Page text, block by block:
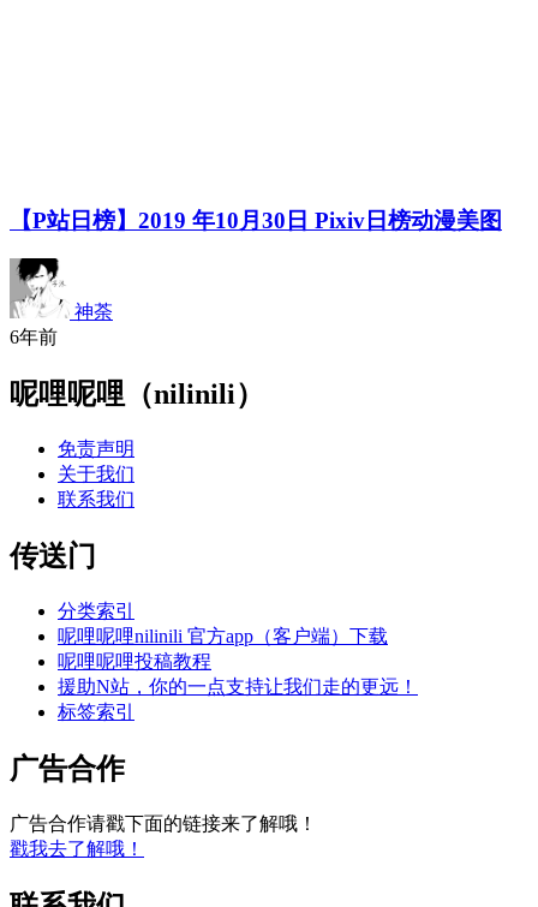
【P站日榜】2019 年10月30日 Pixiv日榜动漫美图
神荼
6年前
呢哩呢哩（nilinili）
免责声明
关于我们
联系我们
传送门
分类索引
呢哩呢哩nilinili 官方app（客户端）下载
呢哩呢哩投稿教程
援助N站，你的一点支持让我们走的更远！
标签索引
广告合作
广告合作请戳下面的链接来了解哦！
戳我去了解哦！